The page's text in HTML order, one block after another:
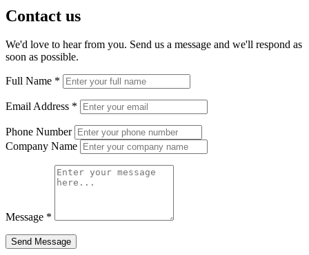
Contact us
We'd love to hear from you. Send us a message and we'll respond as
soon as possible.
Full Name *
Email Address *
Phone Number
Company Name
Message *
Send Message